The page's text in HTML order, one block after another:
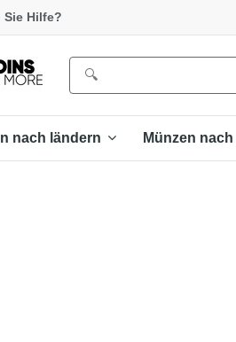
Sie Hilfe?
nach ländern Münzen